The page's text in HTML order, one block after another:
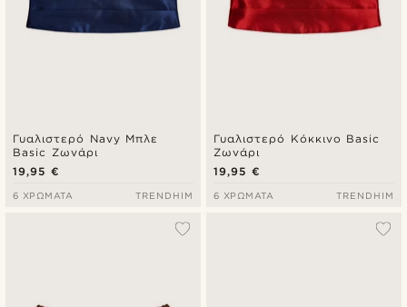
Γυαλιστερό Navy Μπλε
Basic Ζωνάρι
19,95 €
6 ΧΡΏΜΑΤΑ TRENDHIM
Γυαλιστερό Κόκκινο Basic
Ζωνάρι
19,95 €
6 ΧΡΏΜΑΤΑ TRENDHIM